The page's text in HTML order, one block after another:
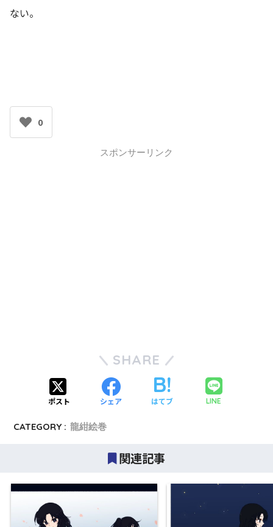
ない。
0
スポンサーリンク
SHARE
ポスト シェア はてブ LINE
CATEGORY : 龍紺絵巻
関連記事